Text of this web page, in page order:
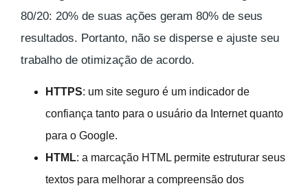
80/20: 20% de suas ações geram 80% de seus
resultados. Portanto, não se disperse e ajuste seu
trabalho de otimização de acordo.
HTTPS: um site seguro é um indicador de
confiança tanto para o usuário da Internet quanto
para o Google.
HTML: a marcação HTML permite estruturar seus
textos para melhorar a compreensão dos